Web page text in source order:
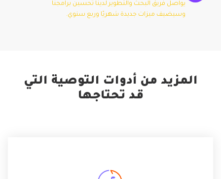
يواصل فريق البحث والتطوير لدينا تحسين برامجنا
وسيضيف ميزات جديدة شهريًا وربع سنوي.
المزيد من أدوات التوصية التي
قد تحتاجها